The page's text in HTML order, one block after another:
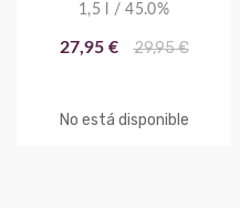
1,5 l / 45.0%
27,95 € 29,95 €
No está disponible